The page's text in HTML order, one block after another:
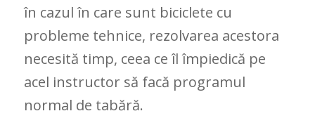
în cazul în care sunt biciclete cu
probleme tehnice, rezolvarea acestora
necesită timp, ceea ce îl împiedică pe
acel instructor să facă programul
normal de tabără.